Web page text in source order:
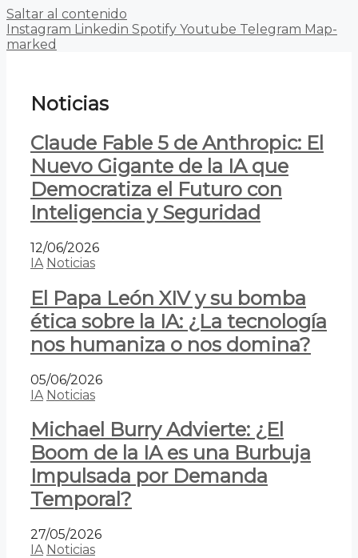
Saltar al contenido
Instagram Linkedin Spotify Youtube Telegram Map-
marked
Noticias
Claude Fable 5 de Anthropic: El
Nuevo Gigante de la IA que
Democratiza el Futuro con
Inteligencia y Seguridad
12/06/2026
IA Noticias
El Papa León XIV y su bomba
ética sobre la IA: ¿La tecnología
nos humaniza o nos domina?
05/06/2026
IA Noticias
Michael Burry Advierte: ¿El
Boom de la IA es una Burbuja
Impulsada por Demanda
Temporal?
27/05/2026
IA Noticias